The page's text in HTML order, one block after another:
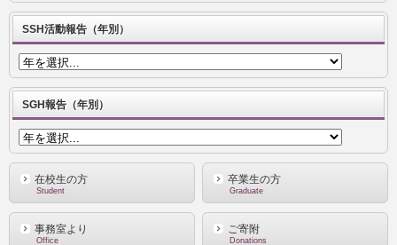
SSH活動報告（年別）
SGH報告（年別）
在校生の方
Student
卒業生の方
Graduate
事務室より
Office
ご寄附
Donations